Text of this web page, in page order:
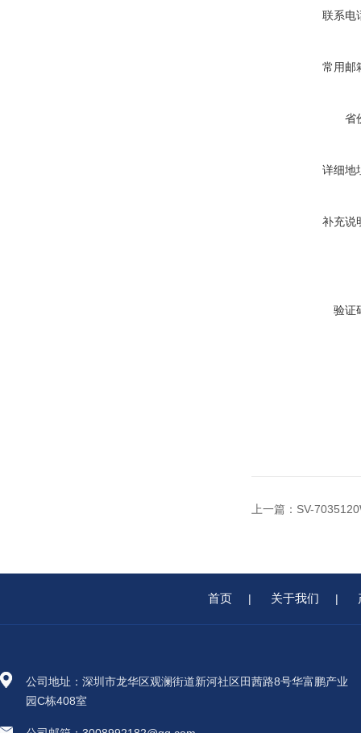
联系电
常用邮
省
详细地
补充说
验证
上一篇： SV-
首页 | 关于我们 |
公司地址：深圳市龙华区观澜街道新河社区田茜路8号华富鹏产业
园C栋408室